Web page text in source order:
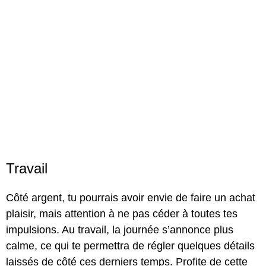
Travail
Côté argent, tu pourrais avoir envie de faire un achat
plaisir, mais attention à ne pas céder à toutes tes
impulsions. Au travail, la journée s’annonce plus
calme, ce qui te permettra de régler quelques détails
laissés de côté ces derniers temps. Profite de cette